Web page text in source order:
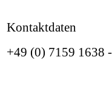
Kontaktdaten
+49 (0) 7159 1638